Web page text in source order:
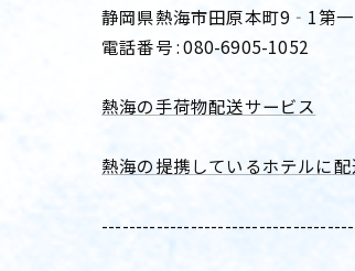
静岡県熱海市田原本町9‐1第
電話番号 : 080-6905-1052
熱海の手荷物配送サービス
熱海の提携しているホテルに配